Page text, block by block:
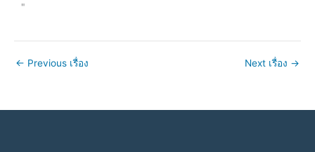
"
← Previous เรื่อง Next เรื่อง →